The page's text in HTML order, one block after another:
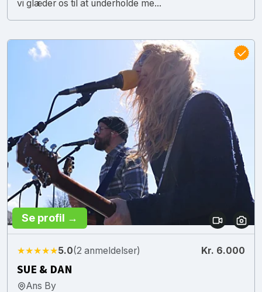
vi glæder os til at underholde me...
Se profil →
★★★★★5.0(2 anmeldelser) Kr. 6.000
SUE & DAN
Ans By